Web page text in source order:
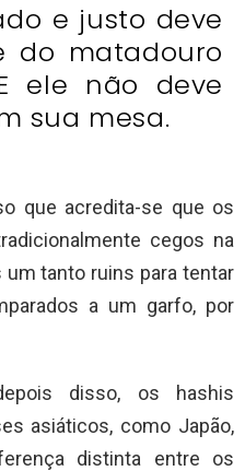
e justo deve
do matadouro
ele não deve
sua mesa.
que acredita-se que os
cegos na
um tanto ruins para tentar
a um garfo, por
disso, os hashis
asiáticos, como Japão,
distinta entre os